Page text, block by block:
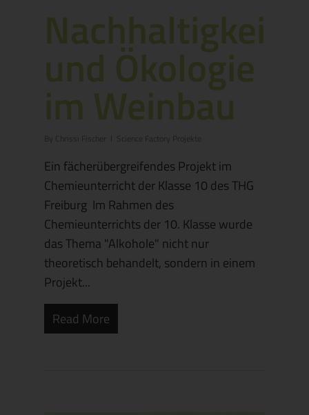
Nachhaltigkeit
und Ökologie
im Weinbau
By
Ein fächerübergreifendes Projekt im
Chemieunterricht der Klasse 10 des THG
Freiburg Im Rahmen des
Chemieunterrichts der 10. Klasse wurde
das Thema "Alkohole" nicht nur
theoretisch behandelt, sondern in einem
Projekt...
Read More